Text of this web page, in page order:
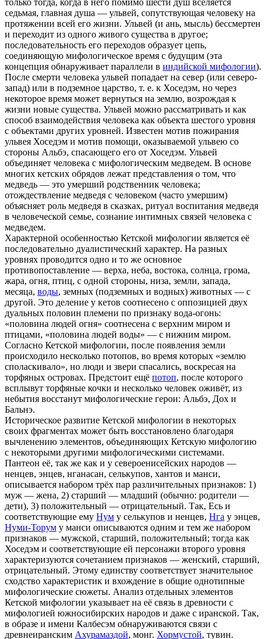
седьмая, главная душа — ульвей, сопутствующая человеку на
протяжении всей его жизни. Ульвей (и ань, мысль) бессмертен
и переходит из одного живого существа в другое;
последовательность его переходов образует цепь,
соединяющую мифологическое время с будущим (эта
концепция обнаруживает параллели в индийской мифологии).
После смерти человека ульвей попадает на север (или северо-
запад) или в подземное царство, т. е. к Хоседэм, но через
некоторое время может вернуться на землю, возрождая к
жизни новые существа. Ульвей можно рассматривать и как
способ взаимодействия человека как объекта шестого уровня
с объектами других уровней. Известен мотив пожирания
ульвея Хоседэм и мотив помощи, оказываемой ульвею со
стороны Альбэ, спасающего его от Хоседэм. Ульвей
объединяет человека с мифологическим медведем. В основе
многих кетских обрядов лежат представления о том, что
медведь — это умерший родственник человека;
отождествление медведя с человеком (часто умершим)
объясняет роль медведя в сказках, ритуал воспитания медведя
в человеческой семье, сознание интимных связей человека с
медведем.
Характерной особенностью Кетской мифологии является её
последовательно дуалистический характер. На разных
уровнях проводится одно и то же основное
противопоставление — верха, неба, востока, солнца, грома,
жара, огня, птиц, с одной стороны, низа, земли, запада,
месяца, воды, земных (подземных и водных) животных — с
другой. Это деление у кетов соотнесено с оппозицией двух
дуальных половин племени по признаку вода-огонь:
«половина людей огня» соотнесена с верхним миром и
птицами, «половина людей воды» — с нижним миром.
Согласно Кетской мифологии, после появления земли
происходило несколько потопов, во время которых «землю
споласкивало», но люди и звери спасались, воскресая на
торфяных островах. Предстоит ещё потоп, после которого
всплывут торфяные кочки и несколько человек оживёт, из
небытия восстанут мифологические герои: Альбэ, Дох и
Бальнэ.
Историческое развитие Кетской мифологии в некоторых
своих фрагментах может быть восстановлено благодаря
вычленению элементов, объединяющих Кетскую мифологию
с некоторыми другими мифологическими системами.
Пантеон её, так же как и у североенисейских народов —
ненцев, энцев, нганасан, селькупов, хантов и манси,
описывается набором трёх пар различительных признаков: 1)
муж — жена, 2) старший — младший (обычно: родители —
дети), 3) положительный — отрицательный. Так, Есь и
соответствующие ему Нум у селькупов и ненцев, Нга у энцев,
Нуми-Торум у манси описываются одним и тем же набором
признаков — мужской, старший, положительный; тогда как
Хоседэм и соответствующие ей персонажи второго уровня
характеризуются сочетанием признаков — женский, старший,
отрицательный. Этому единству соответствует значительное
сходство характеристик и вхождение в общие однотипные
мифологические сюжеты. Анализ отдельных элементов
Кетской мифологии указывает на её связь в древности с
мифологией южносибирских народов и даже с иранской. Так,
в образе и имени Калбесэм обнаруживаются связи с
древнеиранским Ахурамаздой, монг. Хормустой, тувин.